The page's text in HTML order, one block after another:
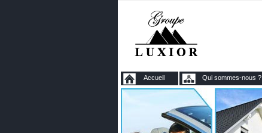
Accueil Qui sommes-nous ?